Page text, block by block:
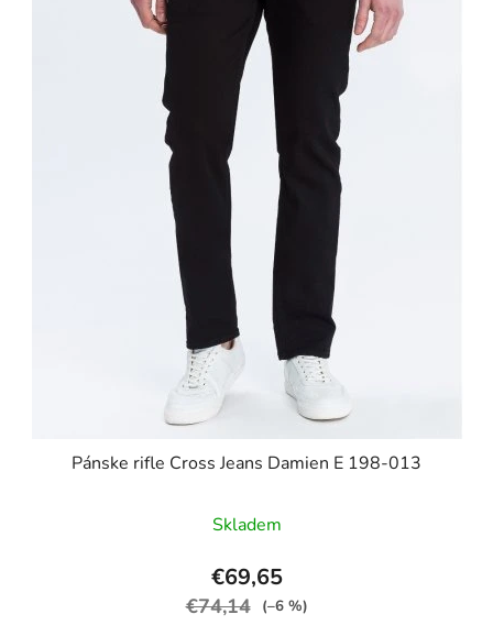
Pánske rifle Cross Jeans Damien E 198-013
Skladem
€69,65
€74,14 (–6 %)